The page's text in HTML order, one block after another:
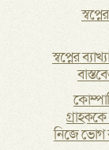
স্বপ্নের
গ্রাহককে
নিজে ভোগ